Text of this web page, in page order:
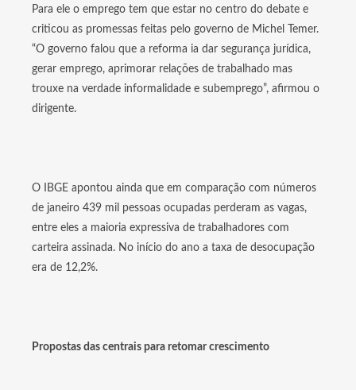
Para ele o emprego tem que estar no centro do debate e
criticou as promessas feitas pelo governo de Michel Temer.
“O governo falou que a reforma ia dar segurança jurídica,
gerar emprego, aprimorar relações de trabalhado mas
trouxe na verdade informalidade e subemprego”, afirmou o
dirigente.
O IBGE apontou ainda que em comparação com números
de janeiro 439 mil pessoas ocupadas perderam as vagas,
entre eles a maioria expressiva de trabalhadores com
carteira assinada. No início do ano a taxa de desocupação
era de 12,2%.
Propostas das centrais para retomar crescimento